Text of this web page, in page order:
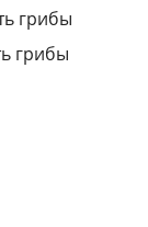
грибы
грибы